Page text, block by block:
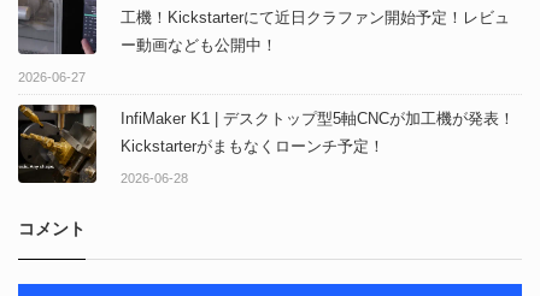
工機！Kickstarterにて近日クラファン開始予定！レビュ
ー動画なども公開中！
2026-06-27
InfiMaker K1 | デスクトップ型5軸CNCが加工機が発表！
Kickstarterがまもなくローンチ予定！
2026-06-28
コメント